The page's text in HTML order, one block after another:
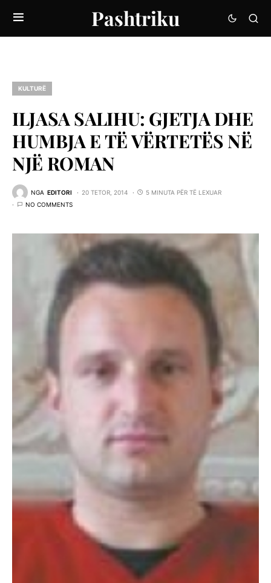
Pashtriku
KULTURË
ILJASA SALIHU: GJETJA DHE
HUMBJA E TË VËRTETËS NË
NJË ROMAN
NGA EDITORI 20 TETOR, 2014
5 MINUTA PËR TË LEXUAR
NO COMMENTS